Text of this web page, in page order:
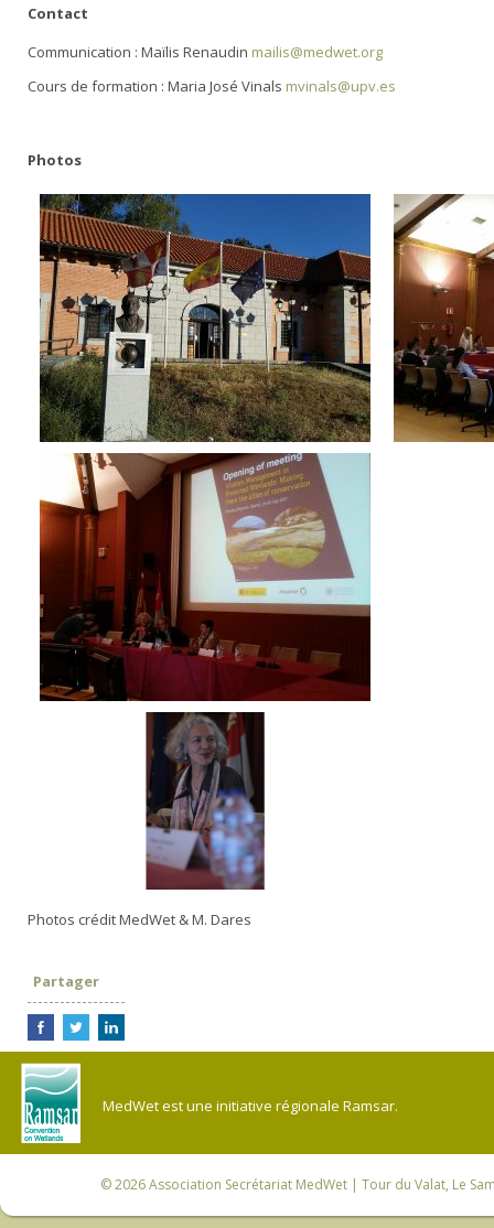
Contact
Communication : Maïlis Renaudin mailis@medwet.org
Cours de formation : Maria José Vinals mvinals@upv.es
Photos
Photos crédit MedWet & M. Dares
Partager
MedWet est une initiative régionale Ramsar.
© 2026Association Secrétariat MedWet | Tour du Valat, Le